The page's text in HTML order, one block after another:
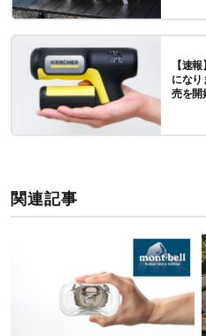
【速
になり
売を開
関連記事